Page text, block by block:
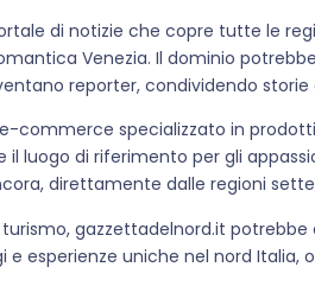
di notizie che copre tutte le
Venezia. Il dominio
reporter, condividendo storie
commerce specializzato in
luogo di riferimento per gli
direttamente dalle regioni
gazzettadelnord.it
esperienze uniche nel nord Italia,